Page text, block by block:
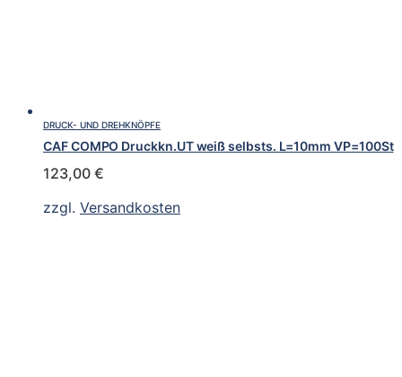
DRUCK- UND DREHKNÖPFE
CAF COMPO Druckkn.UT weiß selbsts. L=10mm VP=100St
123,00 €
zzgl. Versandkosten